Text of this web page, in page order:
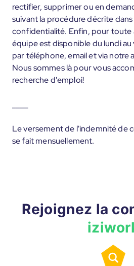
rectifier, supprimer ou en
suivant la procédure décrite
confidentialité. Enfin, pour toute
équipe est disponible du lundi au
par téléphone, email et via notre
Nous sommes là pour vous
recherche d'emploi!
Le versement de l'indemnité de
se fait mensuellement.
Rejoignez la